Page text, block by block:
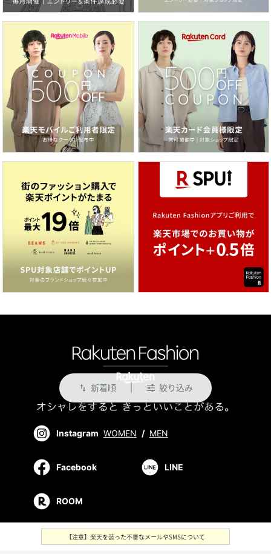
swap_vert 新着順 絞り込み
Instagram WOMEN / MEN
Facebook LINE
ROOM
【注意】楽天を装った不審なメールやSMSについて